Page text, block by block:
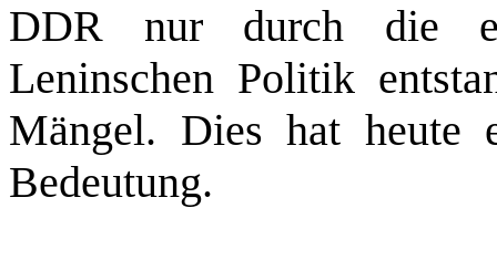
DDR nur durch die
Leninschen Politik
Mängel. Dies hat heute
Bedeutung.